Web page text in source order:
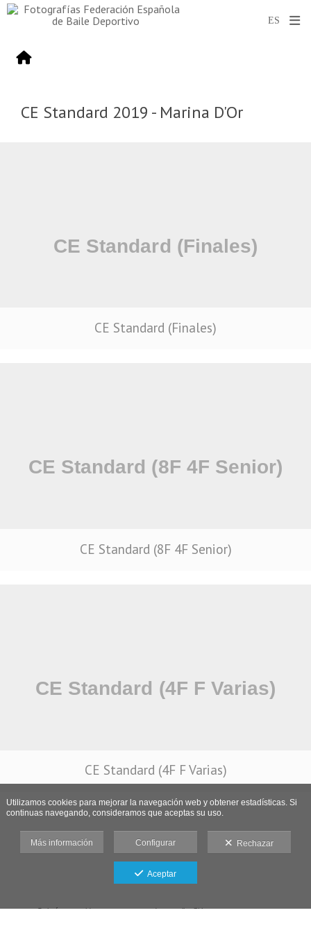
CE Standard 2019 - Marina D'Or
CE Standard (Finales)
CE Standard (8F 4F Senior)
CE Standard (4F F Varias)
Utilizamos cookies para mejorar la navegación web y obtener estadísticas. Si
continuas navegando, consideramos que aceptas su uso.
Más información Configurar Rechazar
Aceptar
Galería protegida contra capturas de pantalla: Si haces una captura se